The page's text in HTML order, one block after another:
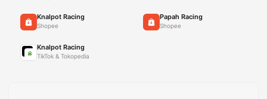
Knalpot Racing
Shopee
Papah Racing
Shopee
Knalpot Racing
TikTok & Tokopedia